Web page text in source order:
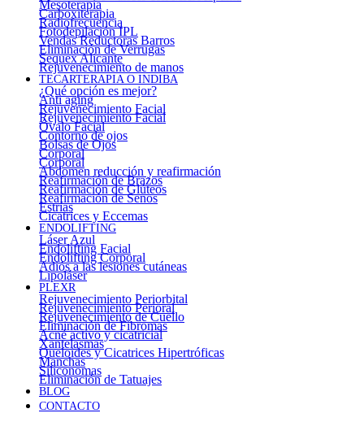
Mesoterapia
Carboxiterapia
Radiofrecuencia
Fotodepilación IPL
Vendas Reductoras Barros
Eliminación de Verrugas
Sequex Alicante
Rejuvenecimiento de manos
TECARTERAPIA O INDIBA
¿Qué opción es mejor?
Anti aging
Rejuvenecimiento Facial
Rejuvenecimiento Facial
Óvalo Facial
Contorno de ojos
Bolsas de Ojos
Corporal
Corporal
Abdomen reducción y reafirmación
Reafirmación de Brazos
Reafirmación de Glúteos
Reafirmación de Senos
Estrías
Cicatrices y Eccemas
ENDOLIFTING
Láser Azul
Endolifting Facial
Endolifting Corporal
Adiós a las lesiones cutáneas
Lipoláser
PLEXR
Rejuvenecimiento Periorbital
Rejuvenecimiento Perioral
Rejuvenecimiento de Cuello
Eliminación de Fibromas
Acné activo y cicatricial
Xantelasmas
Queloides y Cicatrices Hipertróficas
Manchas
Siliconomas
Eliminación de Tatuajes
BLOG
CONTACTO